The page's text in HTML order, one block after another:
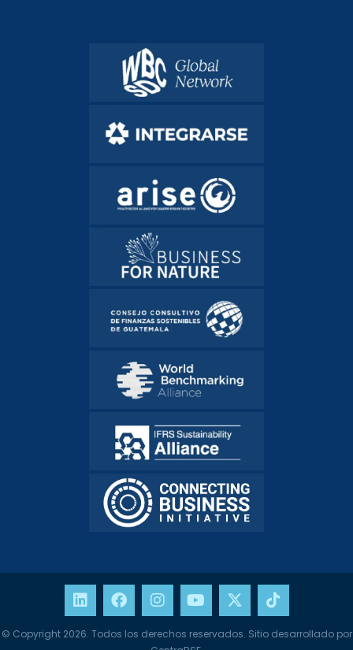
© Copyright 2026. Todos los derechos reservados. Sitio desarrollado por